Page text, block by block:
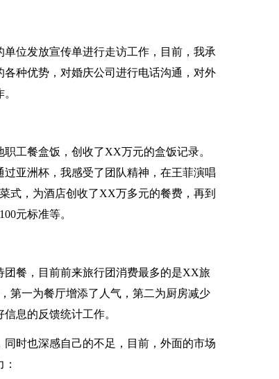
位发放宣传单进行走访工作，目前，我承
种优势，对婚庆公司进行电话沟通，对外
工餐盒饭，创收了XX万元的盒饭记录。
亚洲杯，我感受了团队精神，在王菲演唱
式，为酒店创收了XX万多元的餐费，再到
元标准等。
餐，目前前来旅行团消费最多的是XX旅
第一为餐厅增添了人气，第二为厨房减少
息的反馈统计工作。
时也深感自己的不足，目前，外面的市场